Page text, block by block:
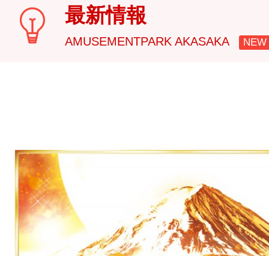
最新情報
AMUSEMENTPARK AKASAKA NEW